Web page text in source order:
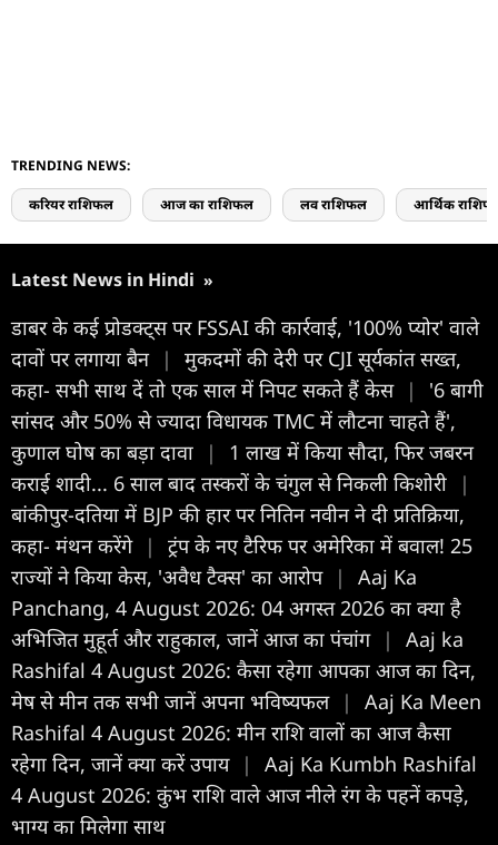
TRENDING NEWS:
करियर राशिफल आज का राशिफल लव राशिफल आर्थिक
Latest News in Hindi »
डाबर के कई प्रोडक्ट्स पर FSSAI की कार्रवाई, '100% प्योर' वाले
दावों पर लगाया बैन |
मुकदमों की देरी पर CJI सूर्यकांत सख्त,
कहा- सभी साथ दें तो एक साल में निपट सकते हैं केस |
'6 बागी
सांसद और 50% से ज्यादा विधायक TMC में लौटना चाहते हैं',
कुणाल घोष का बड़ा दावा
|
1 लाख में किया सौदा, फिर जबरन
कराई शादी... 6 साल बाद तस्करों के चंगुल से निकली किशोरी
|
बांकीपुर-दतिया में BJP की हार पर नितिन नवीन ने दी प्रतिक्रिया,
कहा- मंथन करेंगे |
ट्रंप के नए टैरिफ पर अमेरिका में बवाल! 25
राज्यों ने किया केस, 'अवैध टैक्स' का आरोप |
Aaj Ka
Panchang, 4 August 2026: 04 अगस्त 2026 का क्या है
अभिजित मुहूर्त और राहुकाल, जानें आज का पंचांग |
Aaj ka
Rashifal 4 August 2026: कैसा रहेगा आपका आज का द‍िन,
मेष से मीन तक सभी जानें अपना भविष्यफल |
Aaj Ka Meen
Rashifal 4 August 2026: मीन राशि वालों का आज कैसा
रहेगा दिन, जानें क्या करें उपाय |
Aaj Ka Kumbh Rashifal
4 August 2026: कुंभ राशि वाले आज नीले रंग के पहनें कपड़े,
भाग्य का मिलेगा साथ